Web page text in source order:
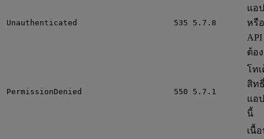
Unauthenticated 535 5.7.8
แอ
หรื
ต้อง
PermissionDenied 550 5.7.1
โท
สิท
แอ
นี้
เนื้